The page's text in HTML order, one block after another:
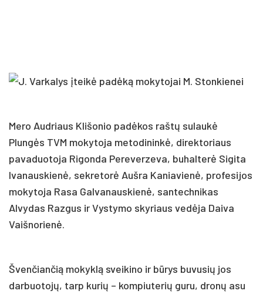
Mero Audriaus Klišonio padėkos raštų sulaukė
Plungės TVM mokytoja metodininkė, direktoriaus
pavaduotoja Rigonda Pereverzeva, buhalterė Sigita
Ivanauskienė, sekretorė Aušra Kaniavienė, profesijos
mokytoja Rasa Galvanauskienė, santechnikas
Alvydas Razgus ir Vystymo skyriaus vedėja Daiva
Vaišnorienė.
Švenčiančią mokyklą sveikino ir būrys buvusių jos
darbuotojų, tarp kurių – kompiuterių guru, dronų asu